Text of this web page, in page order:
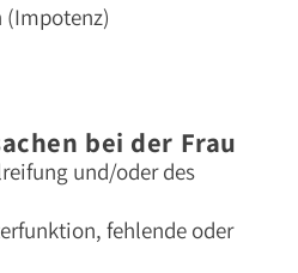
bei der Frau
und/oder des
fehlende oder